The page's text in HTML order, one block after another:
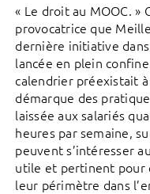
« Le droit au MOOC. »
provocatrice que
dernière initiative
lancée en plein
calendrier préexistait
démarque des
laissée aux salariés
heures par semaine,
peuvent s’intéresser
utile et pertinent pour
leur périmètre dans